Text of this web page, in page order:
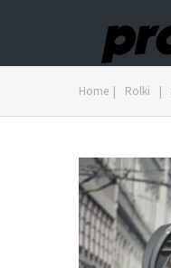
Home | Rolki |